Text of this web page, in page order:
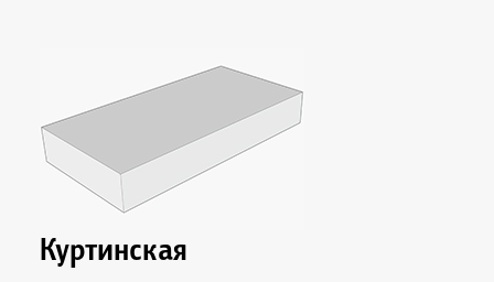
Куртинская